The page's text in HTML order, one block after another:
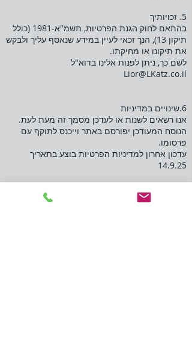
5. זכויותיך
בהתאם לחוק הגנת הפרטיות, תשמ"א-1981 (כולל
תיקון 13), הנך זכאי לעיין במידע שנאסף עליך ולבקש
את תיקונו או מחיקתו.
לשם כך, ניתן לפנות אלינו בדוא"ל
Lior@LKatz.co.il
6.שינויים במדיניות
אנו רשאים לשנות או לעדכן מסמך זה מעת לעת.
הנוסח המעודכן יפורסם באתר וייכנס לתוקף עם
פרסומו.
עדכון אחרון למדיניות הפרטיות בוצע בתאריך
14.9.25